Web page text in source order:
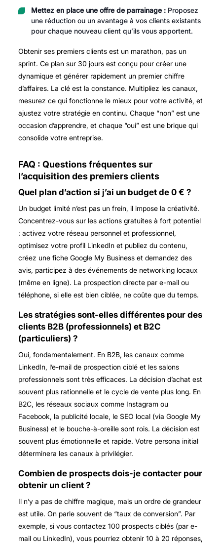
Mettez en place une offre de parrainage :Proposez
une réduction ou un avantage à vos clients existants
pour chaque nouveau client qu’ils vous apportent.
Obtenir ses premiers clients est un marathon, pas un
sprint. Ce plan sur 30 jours est conçu pour créer une
dynamique et générer rapidement un premier chiffre
d’affaires. La clé est la constance. Multipliez les canaux,
mesurez ce qui fonctionne le mieux pour votre activité, et
ajustez votre stratégie en continu. Chaque “non” est une
occasion d’apprendre, et chaque “oui” est une brique qui
consolide votre entreprise.
FAQ : Questions fréquentes sur
l’acquisition des premiers clients
Quel plan d’action si j’ai un budget de 0 € ?
Un budget limité n’est pas un frein, il impose la créativité.
Concentrez-vous sur les actions gratuites à fort potentiel
: activez votre réseau personnel et professionnel,
optimisez votre profil LinkedIn et publiez du contenu,
créez une fiche Google My Business et demandez des
avis, participez à des événements de networking locaux
(même en ligne). La prospection directe par e-mail ou
téléphone, si elle est bien ciblée, ne coûte que du temps.
Les stratégies sont-elles différentes pour des
clients B2B (professionnels) et B2C
(particuliers) ?
Oui, fondamentalement. En B2B, les canaux comme
LinkedIn, l’e-mail de prospection ciblé et les salons
professionnels sont très efficaces. La décision d’achat est
souvent plus rationnelle et le cycle de vente plus long. En
B2C, les réseaux sociaux comme Instagram ou
Facebook, la publicité locale, le SEO local (via Google My
Business) et le bouche-à-oreille sont rois. La décision est
souvent plus émotionnelle et rapide. Votre persona initial
déterminera les canaux à privilégier.
Combien de prospects dois-je contacter pour
obtenir un client ?
Il n’y a pas de chiffre magique, mais un ordre de grandeur
est utile. On parle souvent de “taux de conversion”. Par
exemple, si vous contactez 100 prospects ciblés (par e-
mail ou LinkedIn), vous pourriez obtenir 10 à 20 réponses,